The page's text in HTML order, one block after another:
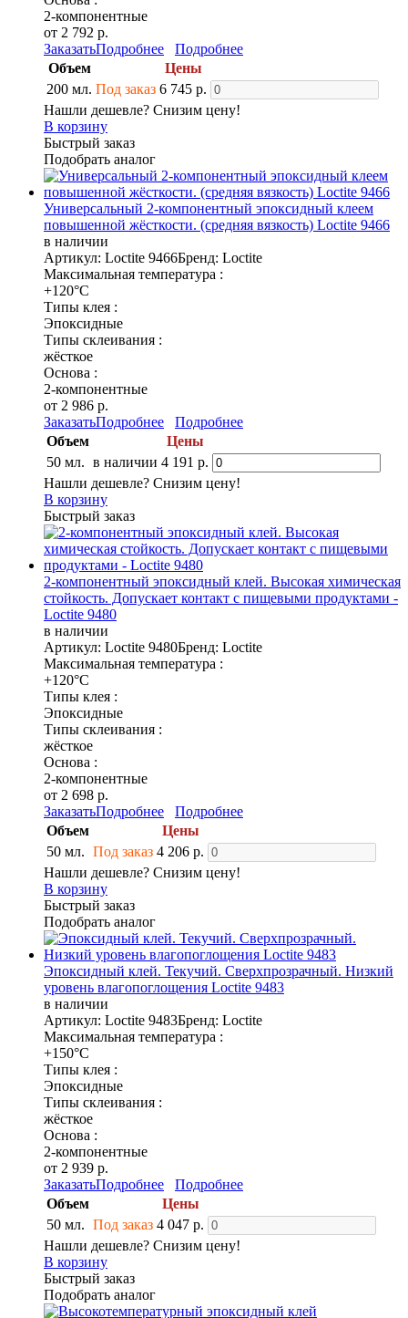
2-компонентные
от 2 792 р.
ЗаказатьПодробнее
Подробнее
Объем
Цены
200 мл. Под заказ 6 745 р.
Нашли дешевле? Снизим цену!
В корзину
Быстрый заказ
Подобрать аналог
Универсальный 2-компонентный эпоксидный клеем
повышенной жёсткости. (средняя вязкость) Loctite 9466
в наличии
Артикул: Loctite 9466Бренд: Loctite
Максимальная температура :
+120°C
Типы клея :
Эпоксидные
Типы склеивания :
жёсткое
Основа :
2-компонентные
от 2 986 р.
ЗаказатьПодробнее
Подробнее
Объем
Цены
50 мл. в наличии 4 191 р.
Нашли дешевле? Снизим цену!
В корзину
Быстрый заказ
2-компонентный эпоксидный клей. Высокая химическая
стойкость. Допускает контакт с пищевыми продуктами -
Loctite 9480
в наличии
Артикул: Loctite 9480Бренд: Loctite
Максимальная температура :
+120°C
Типы клея :
Эпоксидные
Типы склеивания :
жёсткое
Основа :
2-компонентные
от 2 698 р.
ЗаказатьПодробнее
Подробнее
Объем
Цены
50 мл. Под заказ 4 206 р.
Нашли дешевле? Снизим цену!
В корзину
Быстрый заказ
Подобрать аналог
Эпоксидный клей. Текучий. Сверхпрозрачный. Низкий
уровень влагопоглощения Loctite 9483
в наличии
Артикул: Loctite 9483Бренд: Loctite
Максимальная температура :
+150°C
Типы клея :
Эпоксидные
Типы склеивания :
жёсткое
Основа :
2-компонентные
от 2 939 р.
ЗаказатьПодробнее
Подробнее
Объем
Цены
50 мл. Под заказ 4 047 р.
Нашли дешевле? Снизим цену!
В корзину
Быстрый заказ
Подобрать аналог